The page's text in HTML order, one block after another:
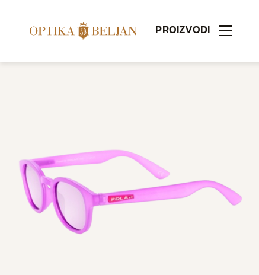
PROIZVODI